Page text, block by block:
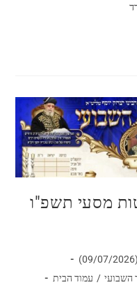
מסעי תשפ"ו
השבועי / עמוד הבית